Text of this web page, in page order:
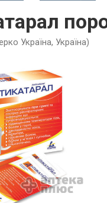
Україна, Україна)